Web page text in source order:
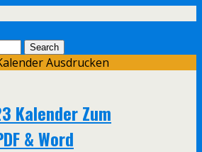
Ausdrucken
Kalender Zum
& Word